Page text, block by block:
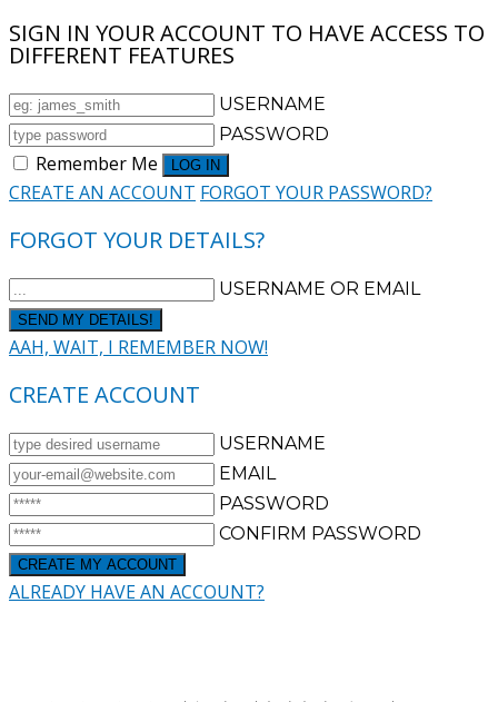
SIGN IN YOUR ACCOUNT TO HAVE ACCESS TO
DIFFERENT FEATURES
USERNAME
PASSWORD
Remember Me
CREATE AN ACCOUNT FORGOT YOUR PASSWORD?
FORGOT YOUR DETAILS?
USERNAME OR EMAIL
AAH, WAIT, I REMEMBER NOW!
CREATE ACCOUNT
USERNAME
EMAIL
PASSWORD
CONFIRM PASSWORD
ALREADY HAVE AN ACCOUNT?